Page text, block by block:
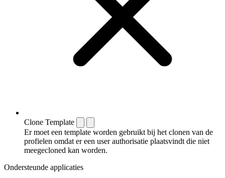
Clone Template
Er moet een template worden gebruikt bij het clonen van de
profielen omdat er een user authorisatie plaatsvindt die niet
meegecloned kan worden.
Ondersteunde applicaties